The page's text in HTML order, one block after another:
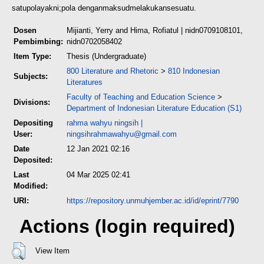
satupolayakni;pola denganmaksudmelakukansesuatu.
Dosen
Pembimbing:
Mijianti, Yerry and Hima, Rofiatul | nidn0709108101,
nidn0702058402
Item Type:
Thesis (Undergraduate)
Subjects:
800 Literature and Rhetoric > 810 Indonesian
Literatures
Divisions:
Faculty of Teaching and Education Science >
Department of Indonesian Literature Education (S1)
Depositing
User:
rahma wahyu ningsih |
ningsihrahmawahyu@gmail.com
Date
Deposited:
12 Jan 2021 02:16
Last
Modified:
04 Mar 2025 02:41
URI: https://repository.unmuhjember.ac.id/id/eprint/7790
Actions (login required)
View Item